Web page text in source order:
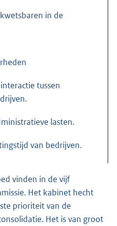
in de
tussen
lasten.
van bedrijven.
vinden in de vijf
Het kabinet hecht
prioriteit van de
Het is van groot